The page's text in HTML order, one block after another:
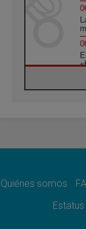
Quiénes somos